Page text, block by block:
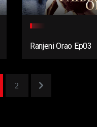
Ranjeni Orao Ep03
2